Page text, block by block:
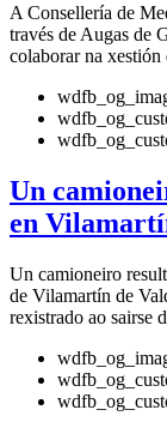
A Consellería de
través de Augas de
colaborar na xestión
Un
en
Un camioneiro
de Vilamartín de
rexistrado ao sairse